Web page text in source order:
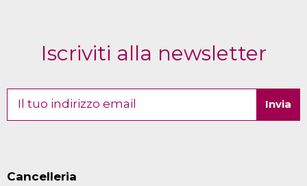
Iscriviti alla newsletter
Cancelleria